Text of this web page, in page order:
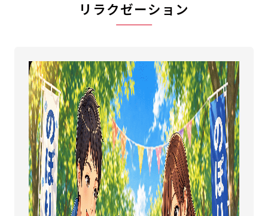
リラクゼーション